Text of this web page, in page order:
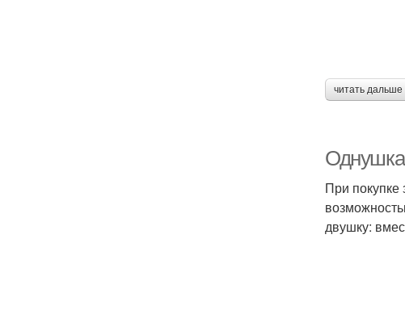
читать
Однушка
При покупке
двушку: